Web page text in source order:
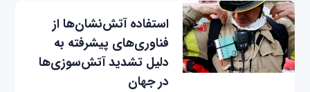
استفاده آتش‌نشان‌ها از
فناوری‌های پیشرفته به
دلیل تشدید آتش‌سوزی‌ها
در جهان